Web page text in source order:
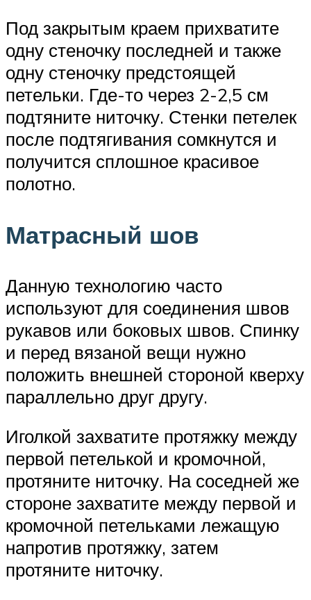
Под закрытым краем прихватите
одну стеночку последней и также
одну стеночку предстоящей
петельки. Где-то через 2-2,5 см
подтяните ниточку. Стенки петелек
после подтягивания сомкнутся и
получится сплошное красивое
полотно.
Матрасный шов
Данную технологию часто
используют для соединения швов
рукавов или боковых швов. Спинку
и перед вязаной вещи нужно
положить внешней стороной кверху
параллельно друг другу.
Иголкой захватите протяжку между
первой петелькой и кромочной,
протяните ниточку. На соседней же
стороне захватите между первой и
кромочной петельками лежащую
напротив протяжку, затем
протяните ниточку.